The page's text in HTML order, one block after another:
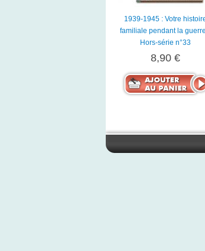
1939-1945 : Votre
familiale pendant la
Hors-série n°33
8,90 €